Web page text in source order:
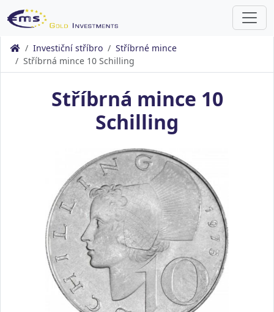
Investiční stříbro
Stříbrné mince
Stříbrná mince 10 Schilling
Stříbrná mince 10
Schilling